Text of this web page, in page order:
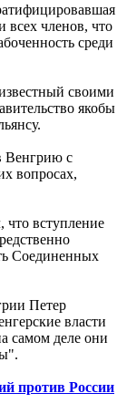
всех членов, что
среди
своими
якобы
Венгрию с
вопросах,
вступление
Соединенных
Петер
власти
самом деле они
против России